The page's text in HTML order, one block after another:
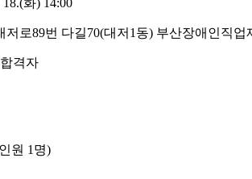
화) 14:00
저로89번 다길70(대저1동) 부산장애인직업
격자
원 1명)